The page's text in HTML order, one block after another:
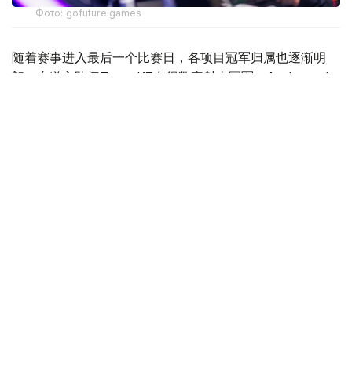
Фото: gofuture.games
随着赛事进入最后一个比赛日，各项目冠军归属也逐渐明
朗。东道主队伍Team KZ夺得数字射击冠军，Archangel